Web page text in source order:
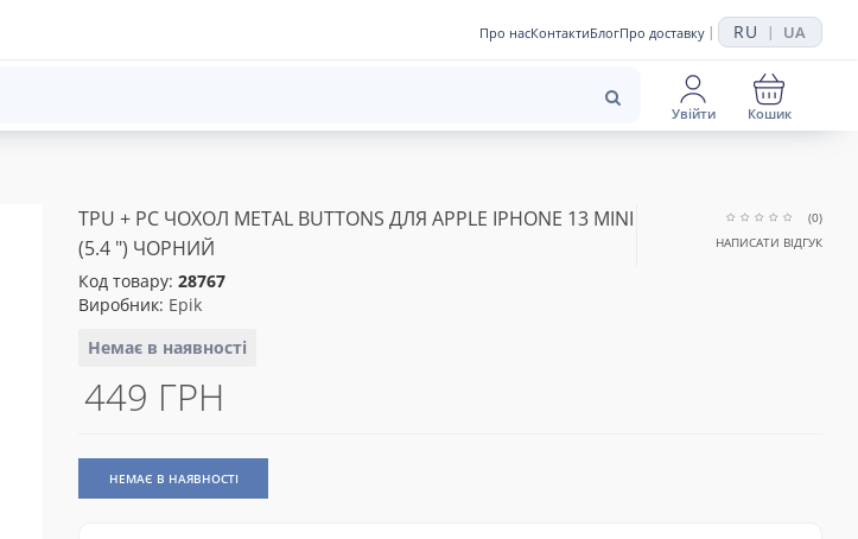
Про насКонтактиБлогПро доставку | RU | UA
Увійти Кошик
TPU + PC ЧОХОЛ METAL BUTTONS ДЛЯ APPLE IPHONE 13 MINI
(5.4 ") ЧОРНИЙ
Код товару: 28767
Виробник: Epik
Немає в наявності
(0)
НАПИСАТИ ВІДГУК
449 ГРН
НЕМАЄ В НАЯВНОСТІ